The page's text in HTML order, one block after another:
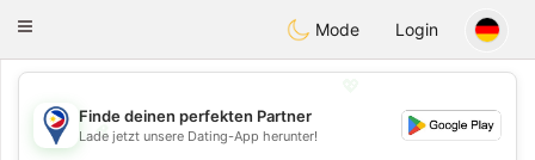
Philippines Chat
Toggle
Mode Login
💖
Finde deinen perfekten Partner
Lade jetzt unsere Dating-App herunter!